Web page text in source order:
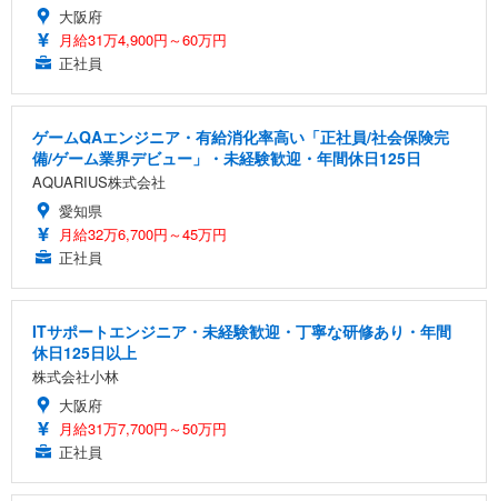
大阪府
月給31万4,900円～60万円
正社員
ゲームQAエンジニア・有給消化率高い「正社員/社会保険完
備/ゲーム業界デビュー」・未経験歓迎・年間休日125日
AQUARIUS株式会社
愛知県
月給32万6,700円～45万円
正社員
ITサポートエンジニア・未経験歓迎・丁寧な研修あり・年間
休日125日以上
株式会社小林
大阪府
月給31万7,700円～50万円
正社員